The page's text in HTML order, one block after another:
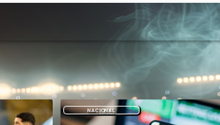
DEPORTES